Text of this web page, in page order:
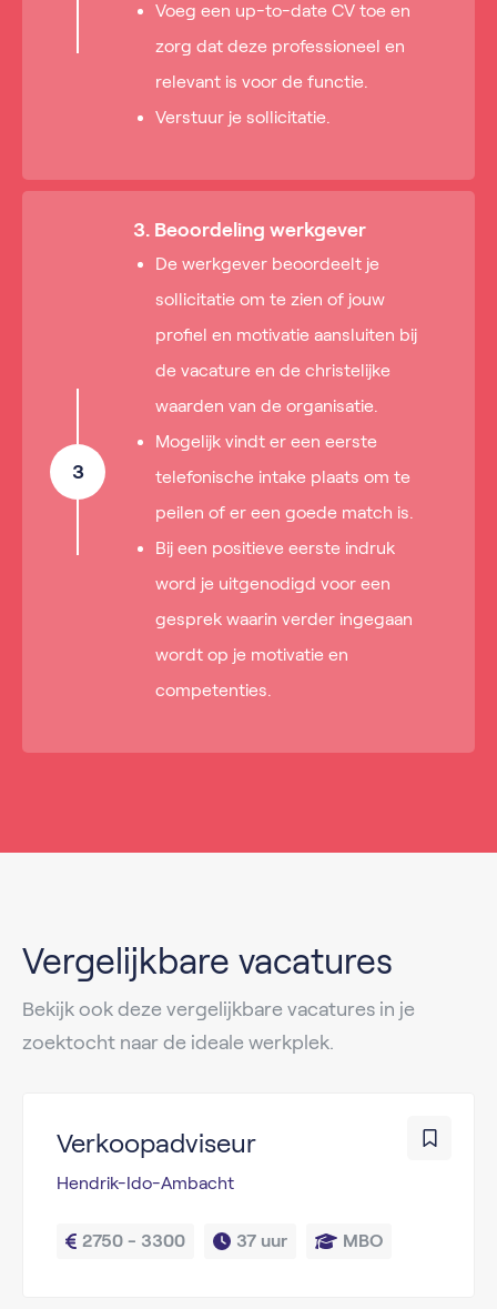
Voeg een up-to-date CV toe en
zorg dat deze professioneel en
relevant is voor de functie.
Verstuur je sollicitatie.
3
3. Beoordeling werkgever
De werkgever beoordeelt je
sollicitatie om te zien of jouw
profiel en motivatie aansluiten bij
de vacature en de christelijke
waarden van de organisatie.
Mogelijk vindt er een eerste
telefonische intake plaats om te
peilen of er een goede match is.
Bij een positieve eerste indruk
word je uitgenodigd voor een
gesprek waarin verder ingegaan
wordt op je motivatie en
competenties.
Vergelijkbare vacatures
Bekijk ook deze vergelijkbare vacatures in je
zoektocht naar de ideale werkplek.
Verkoopadviseur
Hendrik-Ido-Ambacht
2750 - 3300 37 uur MBO